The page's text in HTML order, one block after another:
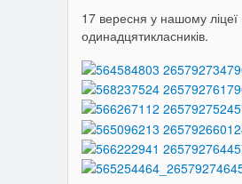
17 вересня у нашому ліцеї
одинадцятикласників.